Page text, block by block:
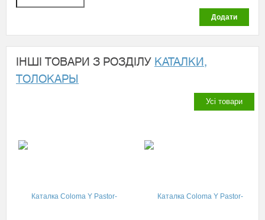
Додати
ІНШІ ТОВАРИ З РОЗДІЛУ КАТАЛКИ,
ТОЛОКАРЫ
Усі товари